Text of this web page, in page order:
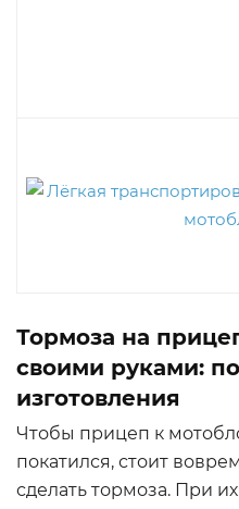
Тормоза на
своими руками:
изготовления
Чтобы прицеп к
покатился, стоит
сделать тормоза. При